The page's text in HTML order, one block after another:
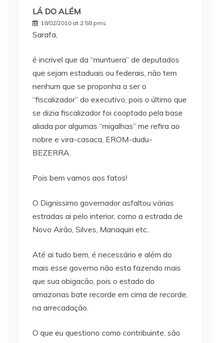
LÁ DO ALÉM
18/02/2010 at 2:58 pms
Sarafa,
é incrivel que da “muntuera” de deputados
que sejam estaduais ou federais, não tem
nenhum que se proponha a ser o
“fiscalizador” do executivo, pois o último que
se dizia fiscalizador foi cooptado pela base
aliada por algumas “migalhas” me refira ao
nobre e vira-casaca, EROM-dudu-
BEZERRA.
Pois bem vamos aos fatos!
O Dignissimo governador asfaltou värias
estradas ai pelo interior, como a estrada de
Novo Airão, Silves, Manaquiri etc..
Até ai tudo bem, é necessário e além do
mais esse governo não esta fazendo mais
que sua obigacão, pois o estado do
amazonas bate recorde em cima de recorde,
na arrecadação.
O que eu questiono como contribuinte, são